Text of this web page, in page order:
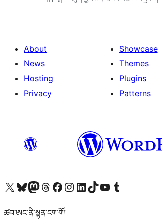
About
News
Hosting
Privacy
Showcase
Themes
Plugins
Patterns
Visit our X (formerly Twitter) account
Visit our Bluesky account
Visit our Mastodon account
Visit our Threads account
Visit our Facebook page
Visit our Instagram account
Visit our LinkedIn account
Visit our TikTok account
Visit our YouTube channel
Visit our Tumblr account
ཚབ་ཨང་ནི་སྙན་ངག་གོ།